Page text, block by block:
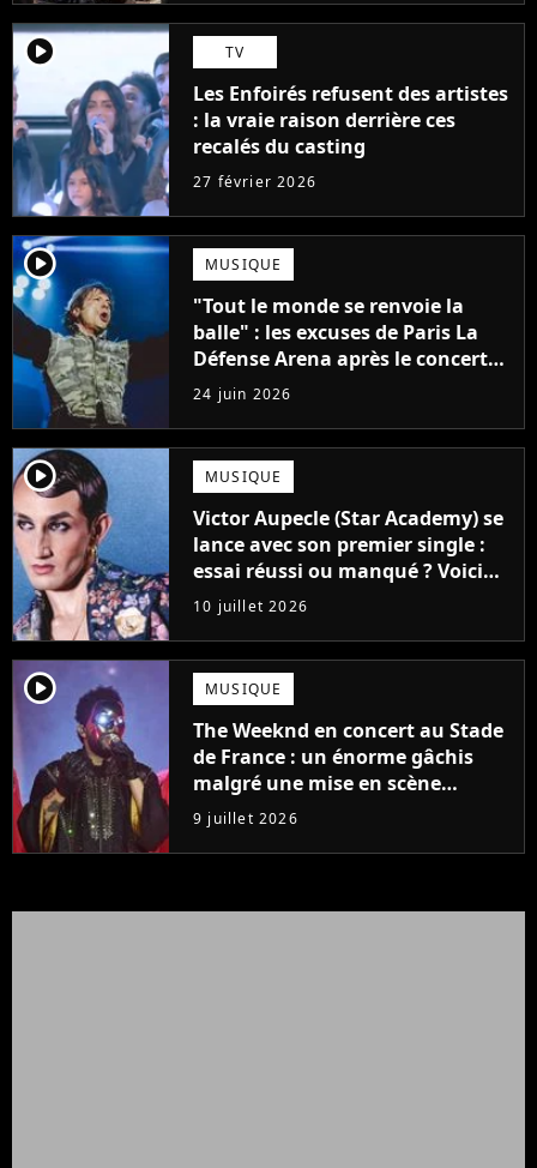
player2 TV
Les Enfoirés refusent des artistes
: la vraie raison derrière ces
recalés du casting
27 février 2026
player2 MUSIQUE
"Tout le monde se renvoie la
balle" : les excuses de Paris La
Défense Arena après le concert
interrompu d'Iron Maiden ne
passent pas
24 juin 2026
player2 MUSIQUE
Victor Aupecle (Star Academy) se
lance avec son premier single :
essai réussi ou manqué ? Voici
notre avis !
10 juillet 2026
player2 MUSIQUE
The Weeknd en concert au Stade
de France : un énorme gâchis
malgré une mise en scène
colossale
9 juillet 2026